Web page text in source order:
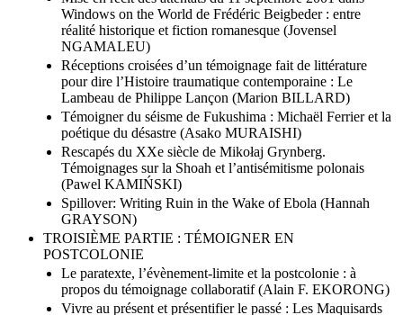
Mise en récit des attentats du 11 septembre 2001 dans
Windows on the World de Frédéric Beigbeder : entre
réalité historique et fiction romanesque (Jovensel
NGAMALEU)
Réceptions croisées d’un témoignage fait de littérature
pour dire l’Histoire traumatique contemporaine : Le
Lambeau de Philippe Lançon (Marion BILLARD)
Témoigner du séisme de Fukushima : Michaël Ferrier et la
poétique du désastre (Asako MURAISHI)
Rescapés du XXe siècle de Mikołaj Grynberg.
Témoignages sur la Shoah et l’antisémitisme polonais
(Pawel KAMIŃSKI)
Spillover: Writing Ruin in the Wake of Ebola (Hannah
GRAYSON)
TROISIÈME PARTIE : TÉMOIGNER EN
POSTCOLONIE
Le paratexte, l’évènement-limite et la postcolonie : à
propos du témoignage collaboratif (Alain F. EKORONG)